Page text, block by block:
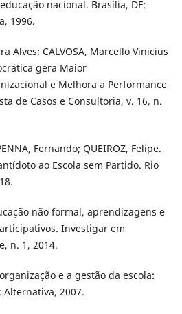
nacional. Brasília, DF:
1996.
Alves; CALVOSA, Marcello Vinicius
gera Maior
e Melhora a Performance
de Casos e Consultoria, v. 16, n.
Fernando; QUEIROZ, Felipe.
ao Escola sem Partido. Rio
não formal, aprendizagens e
Investigar em
n. 1, 2014.
e a gestão da escola:
2007.